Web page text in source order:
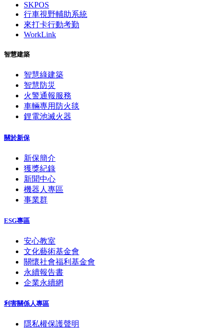
SKPOS
行車視野輔助系統
來打卡行動考勤
WorkLink
智慧建築
智慧綠建築
智慧防災
火警通報服務
車輛專用防火毯
鋰電池滅火器
關於新保
新保簡介
獲獎紀錄
新聞中心
機器人專區
事業群
ESG專區
安心教室
文化藝術基金會
關懷社會福利基金會
永續報告書
企業永續網
利害關係人專區
隱私權保護聲明